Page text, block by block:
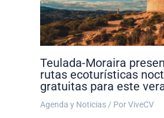
Teulada-Moraira
rutas ecoturísticas
gratuitas para este
Agenda y Noticias/ PorViveCV